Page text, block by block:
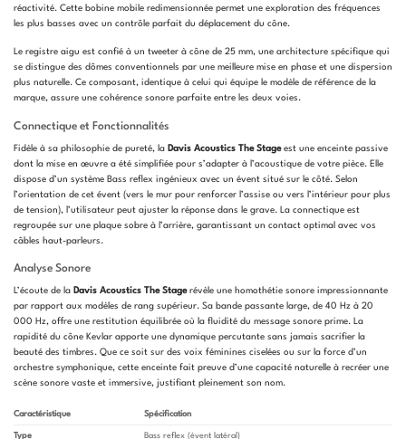
réactivité. Cette bobine mobile redimensionnée permet une exploration des fréquences
les plus basses avec un contrôle parfait du déplacement du cône.
Le registre aigu est confié à un tweeter à cône de 25 mm, une architecture spécifique qui
se distingue des dômes conventionnels par une meilleure mise en phase et une dispersion
plus naturelle. Ce composant, identique à celui qui équipe le modèle de référence de la
marque, assure une cohérence sonore parfaite entre les deux voies.
Connectique et Fonctionnalités
Fidèle à sa philosophie de pureté, la Davis Acoustics The Stageest une enceinte passive
dont la mise en œuvre a été simplifiée pour s’adapter à l’acoustique de votre pièce. Elle
dispose d’un système Bass reflex ingénieux avec un évent situé sur le côté. Selon
l’orientation de cet évent (vers le mur pour renforcer l’assise ou vers l’intérieur pour plus
de tension), l’utilisateur peut ajuster la réponse dans le grave. La connectique est
regroupée sur une plaque sobre à l’arrière, garantissant un contact optimal avec vos
câbles haut-parleurs.
Analyse Sonore
L’écoute de la Davis Acoustics The Stagerévèle une homothétie sonore impressionnante
par rapport aux modèles de rang supérieur. Sa bande passante large, de 40 Hz à 20
000 Hz, offre une restitution équilibrée où la fluidité du message sonore prime. La
rapidité du cône Kevlar apporte une dynamique percutante sans jamais sacrifier la
beauté des timbres. Que ce soit sur des voix féminines ciselées ou sur la force d’un
orchestre symphonique, cette enceinte fait preuve d’une capacité naturelle à recréer une
scène sonore vaste et immersive, justifiant pleinement son nom.
Caractéristique Spécification
Type Bass reflex (évent latéral)